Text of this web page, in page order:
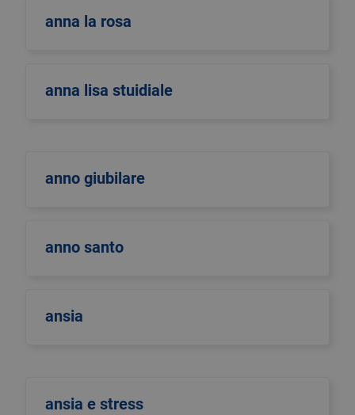
anna la rosa
anna lisa stuidiale
anno giubilare
anno santo
ansia
ansia e stress